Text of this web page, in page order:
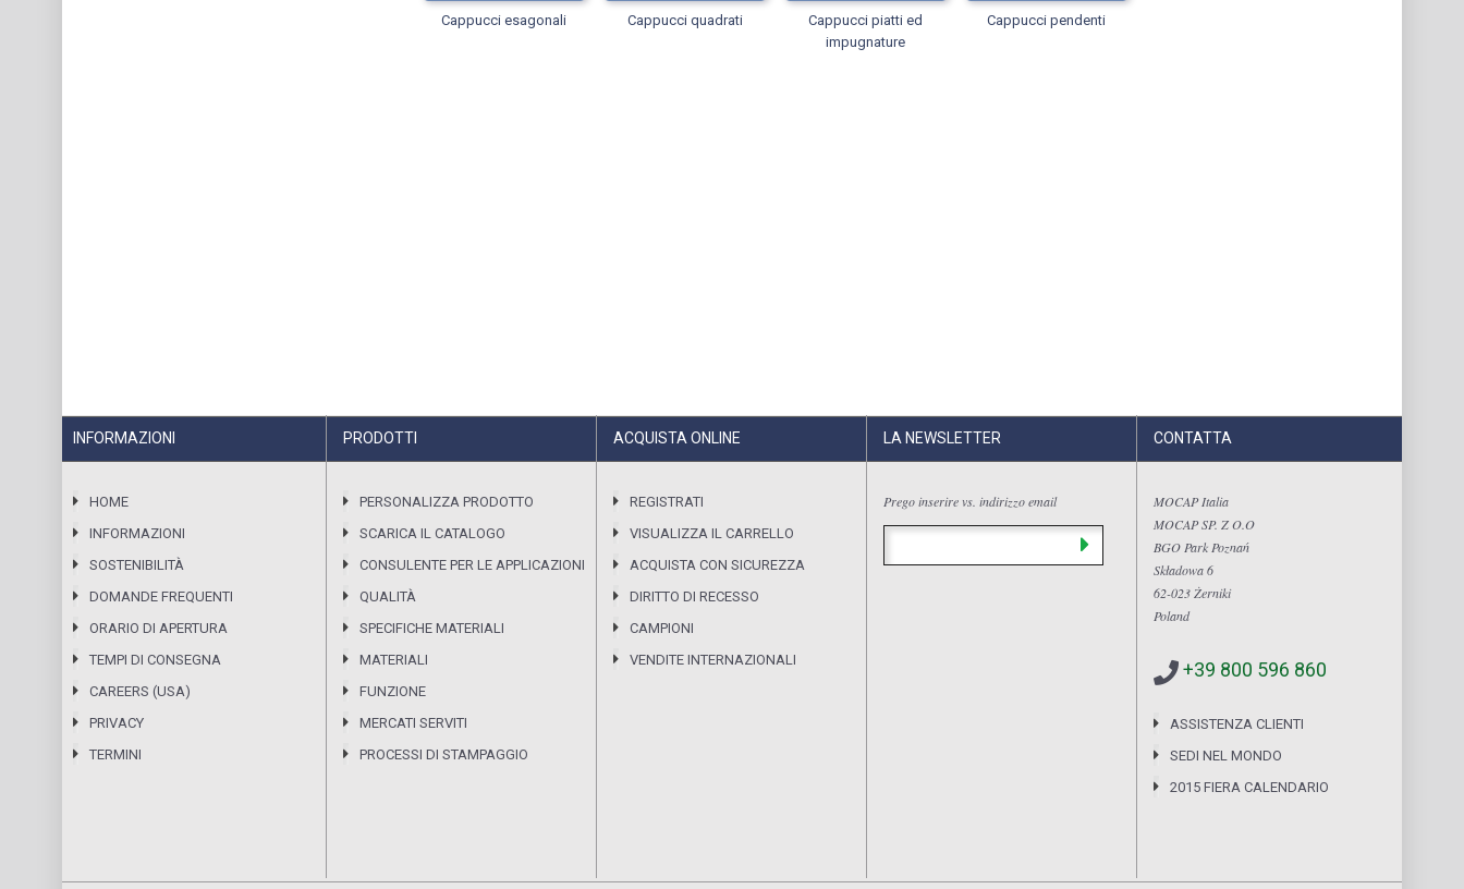
Cappucci esagonali
Cappucci quadrati
Cappucci piatti ed
impugnature
Cappucci pendenti
INFORMAZIONI
HOME
INFORMAZIONI
SOSTENIBILITÀ
DOMANDE FREQUENTI
ORARIO DI APERTURA
TEMPI DI CONSEGNA
CAREERS (USA)
PRIVACY
TERMINI
PRODOTTI
PERSONALIZZA PRODOTTO
SCARICA IL CATALOGO
CONSULENTE PER LE APPLICAZIONI
QUALITÀ
SPECIFICHE MATERIALI
MATERIALI
FUNZIONE
MERCATI SERVITI
PROCESSI DI STAMPAGGIO
ACQUISTA ONLINE
REGISTRATI
VISUALIZZA IL CARRELLO
ACQUISTA CON SICUREZZA
DIRITTO DI RECESSO
CAMPIONI
VENDITE INTERNAZIONALI
LA NEWSLETTER
Prego inserire vs. indirizzo email
CONTATTA
MOCAP Italia
MOCAP SP. Z O.O
BGO Park Poznań
Składowa 6
62-023 Żerniki
Poland
+39 800 596 860
ASSISTENZA CLIENTI
SEDI NEL MONDO
2015 FIERA CALENDARIO